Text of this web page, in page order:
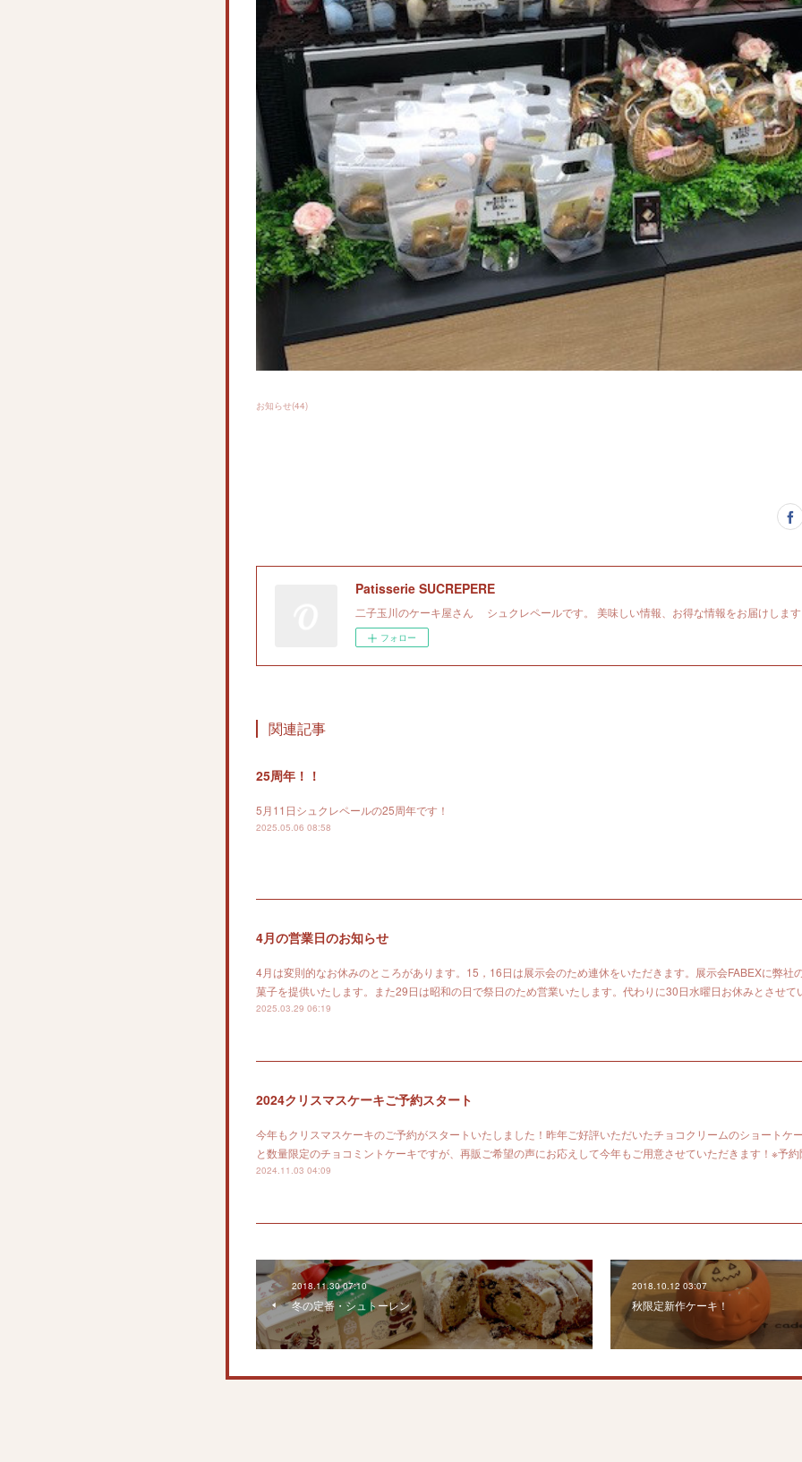
お知らせ(44)
Patisserie SUCREPERE
二子玉川のケーキ屋さん シュクレペールです。 美味しい情報、お得な情報をお届けしま
フォロー
関連記事
25周年！！
5月11日シュクレペールの25周年です！
2025.05.06 08:58
4月の営業日のお知らせ
4月は変則的なお休みのところがあります。15，16日は展示会のため連休をいただきます。展示会FABEXに弊社
菓子を提供いたします。また29日は昭和の日で祭日のため営業いたします。代わりに30日水曜日お休みとさせ
2025.03.29 06:19
2024クリスマスケーキご予約スタート
今年もクリスマスケーキのご予約がスタートいたしました！昨年ご好評いただいたチョコクリームのショートケ
と数量限定のチョコミントケーキですが、再販ご希望の声にお応えして今年もご用意させていただきます！※予
2024.11.03 04:09
2018.11.30 07:10
冬の定番・シュトーレン
2018.10.12 03:07
秋限定新作ケーキ！